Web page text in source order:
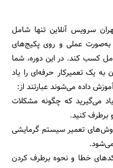
سرویس آنلاین تنها شامل
عملی و روی پکیج‌های
کسب کند. در این دوره، شما
یک تعمیرکار حرفه‌ای را یاد
داده می‌شوند عبارتند از:
می‌گیرید که چگونه مشکلات
کنید.
تعمیر سیستم گرمایشی
خطا و نحوه برطرف کردن